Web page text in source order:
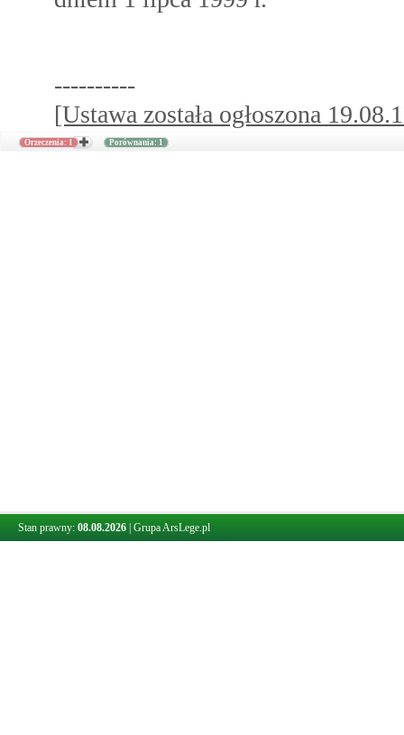
----------
[Ustawa została ogłoszona
Orzeczenia: 1 Porównania: 1
Stan prawny: 08.08.2026 Grupa ArsLege.pl